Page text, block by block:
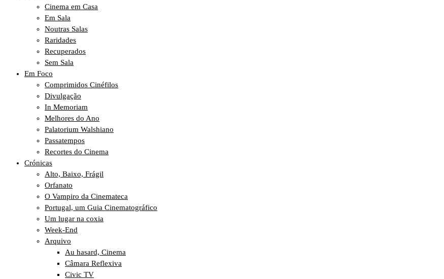
Cinema em Casa
Em Sala
Noutras Salas
Raridades
Recuperados
Sem Sala
Em Foco
Comprimidos Cinéfilos
Divulgação
In Memoriam
Melhores do Ano
Palatorium Walshiano
Passatempos
Recortes do Cinema
Crónicas
Alto, Baixo, Frágil
Orfanato
O Vampiro da Cinemateca
Portugal, um Guia Cinematográfico
Um lugar na coxia
Week-End
Arquivo
Au hasard, Cinema
Câmara Reflexiva
Civic TV